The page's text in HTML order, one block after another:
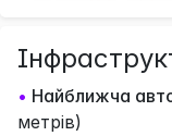
• Найближча
метрів)